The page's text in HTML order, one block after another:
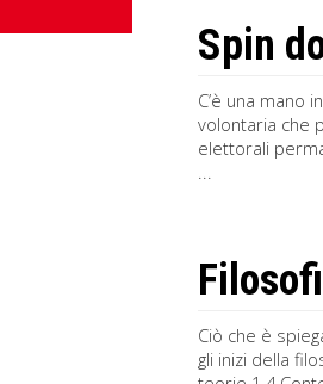
Spin
C’è una mano
volontaria che
elettorali
...
Ciò che è
gli inizi della